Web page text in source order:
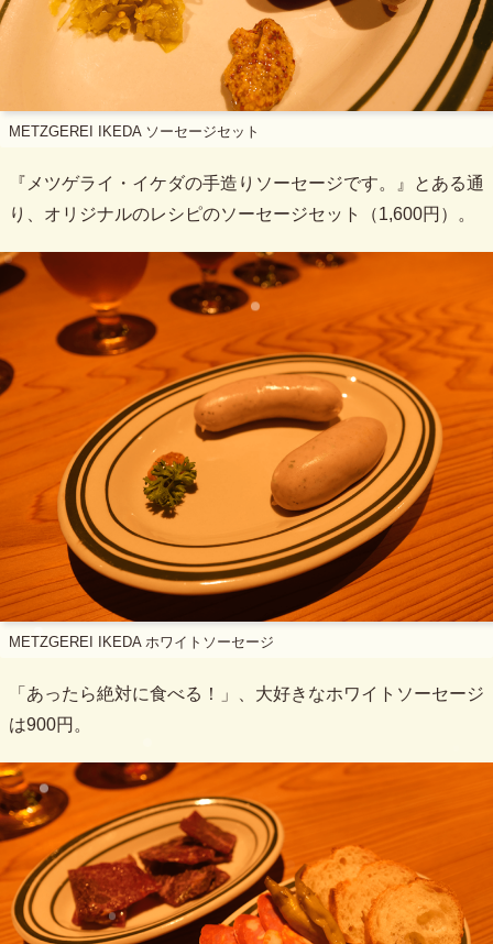
METZGEREI IKEDA ソーセージセット
『メツゲライ・イケダの手造りソーセージです。』とある通
り、オリジナルのレシピのソーセージセット（1,600円）。
METZGEREI IKEDA ホワイトソーセージ
「あったら絶対に食べる！」、大好きなホワイトソーセージ
は900円。